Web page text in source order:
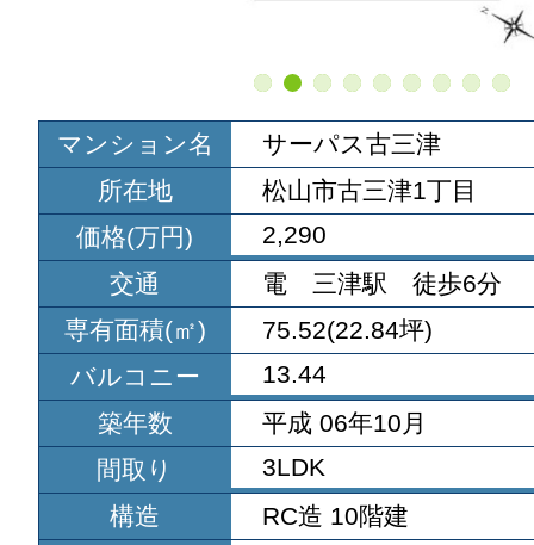
マンション名
サーパス古三津
所在地
松山市古三津1丁目
価格(万円)
2,290
交通
電 三津駅 徒歩6分
専有面積(㎡)
75.52(22.84坪)
バルコニー
13.44
築年数
平成 06年10月
間取り
3LDK
構造
RC造 10階建